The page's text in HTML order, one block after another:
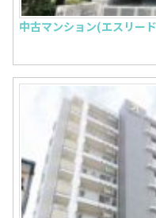
中古マンション(エスリード